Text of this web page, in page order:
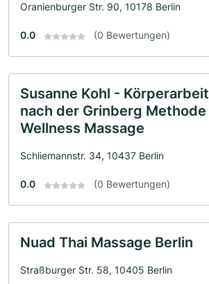
Oranienburger Str. 90, 10178 Berlin
0.0 (0 Bewertungen)
Susanne Kohl - Körperarbeit
nach der Grinberg Methode |
Wellness Massage
Schliemannstr. 34, 10437 Berlin
0.0 (0 Bewertungen)
Nuad Thai Massage Berlin
Straßburger Str. 58, 10405 Berlin